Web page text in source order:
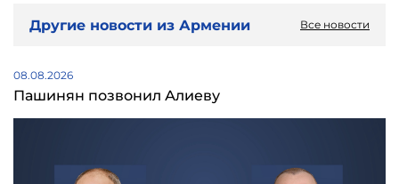
Другие новости из Армении Все новости
08.08.2026
Пашинян позвонил Алиеву